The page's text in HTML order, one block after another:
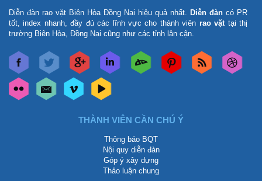
Diễn đàn rao vặt Biên Hòa Đồng Nai hiệu quả nhất. Diễn đàn có PR
tốt, index nhanh, đầy đủ các lĩnh vực cho thành viên rao vặt tại thị
trường Biên Hòa, Đồng Nai cũng như các tỉnh lân cận.
THÀNH VIÊN CẦN CHÚ Ý
Thông báo BQT
Nội quy diễn đàn
Góp ý xây dựng
Thảo luận chung